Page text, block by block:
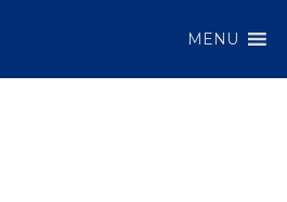
MENU